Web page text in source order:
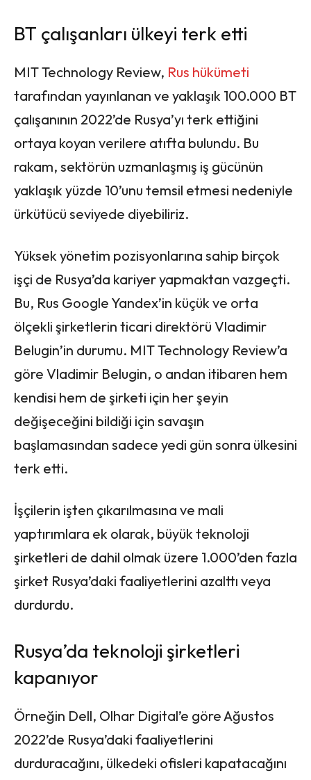
BT çalışanları ülkeyi terk etti
MIT Technology Review, Rus hükümeti
tarafından yayınlanan ve yaklaşık 100.000 BT
çalışanının 2022’de Rusya’yı terk ettiğini
ortaya koyan verilere atıfta bulundu. Bu
rakam, sektörün uzmanlaşmış iş gücünün
yaklaşık yüzde 10’unu temsil etmesi nedeniyle
ürkütücü seviyede diyebiliriz.
Yüksek yönetim pozisyonlarına sahip birçok
işçi de Rusya’da kariyer yapmaktan vazgeçti.
Bu, Rus Google Yandex’in küçük ve orta
ölçekli şirketlerin ticari direktörü Vladimir
Belugin’in durumu. MIT Technology Review’a
göre Vladimir Belugin, o andan itibaren hem
kendisi hem de şirketi için her şeyin
değişeceğini bildiği için savaşın
başlamasından sadece yedi gün sonra ülkesini
terk etti.
İşçilerin işten çıkarılmasına ve mali
yaptırımlara ek olarak, büyük teknoloji
şirketleri de dahil olmak üzere 1.000’den fazla
şirket Rusya’daki faaliyetlerini azalttı veya
durdurdu.
Rusya’da teknoloji şirketleri
kapanıyor
Örneğin Dell, Olhar Digital’e göre Ağustos
2022’de Rusya’daki faaliyetlerini
durduracağını, ülkedeki ofisleri kapatacağını